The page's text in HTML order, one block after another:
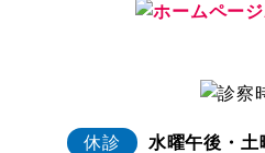
休診 水曜午後・土